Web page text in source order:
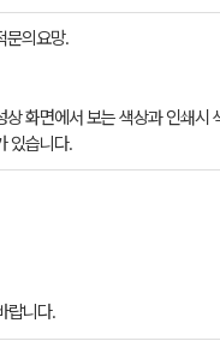
문의요망.
상 화면에서 보는 색상과 인쇄시
있습니다.
랍니다.